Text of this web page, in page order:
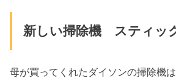
新しい掃除機 スティッ
母が買ってくれたダイソンの掃除機